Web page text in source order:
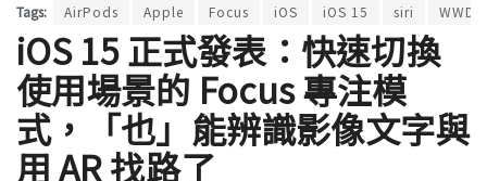
Tags: AirPods Apple Focus iOS iOS 15 siri
iOS 15 正式發表：快速切換
使用場景的 Focus 專注模
式，「也」能辨識影像文字與
用 AR 找路了